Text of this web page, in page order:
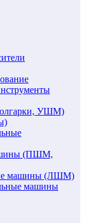
УШМ)
(ПШМ,
машины (ЛШМ)
машины